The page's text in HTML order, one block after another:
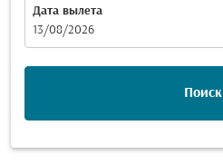
Дата вылета
fc-booking-departure-date-aria-label
13/08/2026
Поиск